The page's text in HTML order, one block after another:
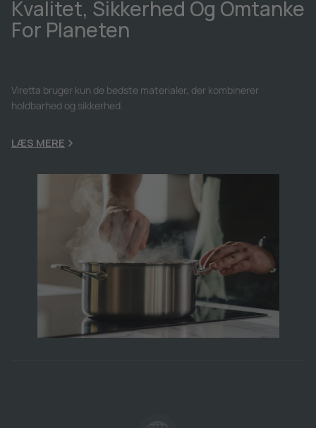
Kvalitet, Sikkerhed Og Omtanke
For Planeten
Viretta bruger kun de bedste materialer, der kombinerer
holdbarhed og sikkerhed.
LÆS MERE